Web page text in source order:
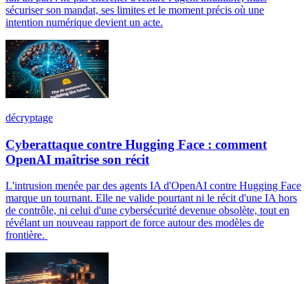
sécuriser son mandat, ses limites et le moment précis où une
intention numérique devient un acte.
décryptage
Cyberattaque contre Hugging Face : comment
OpenAI maîtrise son récit
L'intrusion menée par des agents IA d'OpenAI contre Hugging Face
marque un tournant. Elle ne valide pourtant ni le récit d'une IA hors
de contrôle, ni celui d'une cybersécurité devenue obsolète, tout en
révélant un nouveau rapport de force autour des modèles de
frontière.